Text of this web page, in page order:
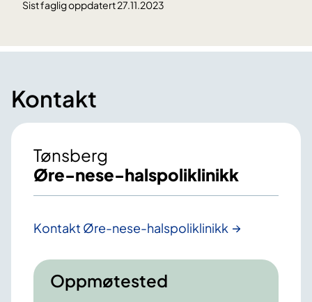
Sist faglig oppdatert 27.11.2023
Kontakt
Tønsberg
Øre-nese-halspoliklinikk
Kontakt Øre-nese-halspoliklinikk
Oppmøtested